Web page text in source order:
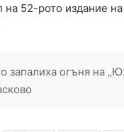
на 52-рото издание
запалиха огъня на